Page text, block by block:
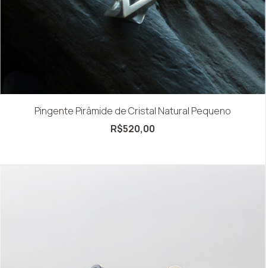
Pingente Pirâmide de Cristal Natural Pequeno
R$520,00